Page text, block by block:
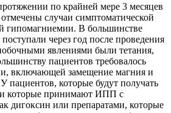
по крайней мере 3 месяцев
случаи симптоматической
гипомагниемии. В большинстве
через год после проведения
явлениями были тетания,
пациентов требовалось
включающей замещение магния и
которые будут получать
которые принимают ИПП с
дигоксин или препаратами, которые